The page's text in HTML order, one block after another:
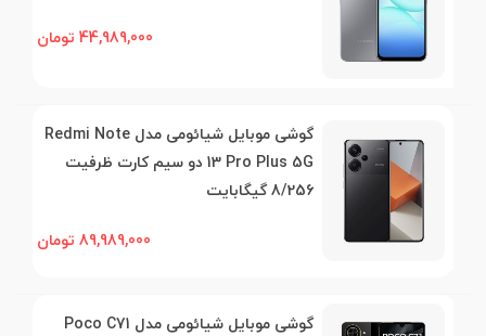
44,989,000 تومان
گوشی موبایل شیائومی مدل Redmi Note
13 Pro Plus 5G دو سیم کارت ظرفیت
8/256 گیگابایت
89,989,000 تومان
گوشی موبایل شیائومی مدل Poco C71